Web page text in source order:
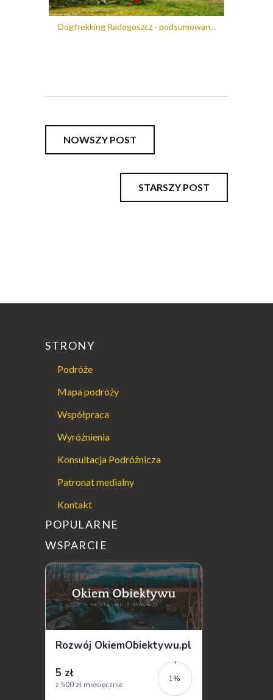
Dogtrekking Radogoszcz - podsumowan...
NOWSZY POST
STARSZY POST
STRONY
Podróże
Mapa podróży
Współpraca
Wyróżnienia
Konsultacja Podróżnicza
Patronat medialny
Kontakt
POPULARNE
WSPARCIE